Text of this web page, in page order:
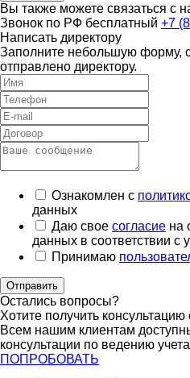
Вы также можете связаться с
Звонок по РФ бесплатный +7
Написать директору
Заполните небольшую форму,
отправлено директору.
Ознакомлен с
данных
Даю свое согласие на
данных в соответствии с
Принимаю
Отправить
Остались вопросы?
Хотите получить
Всем нашим клиентам
консультации по ведению
ПОПРОБОВАТЬ